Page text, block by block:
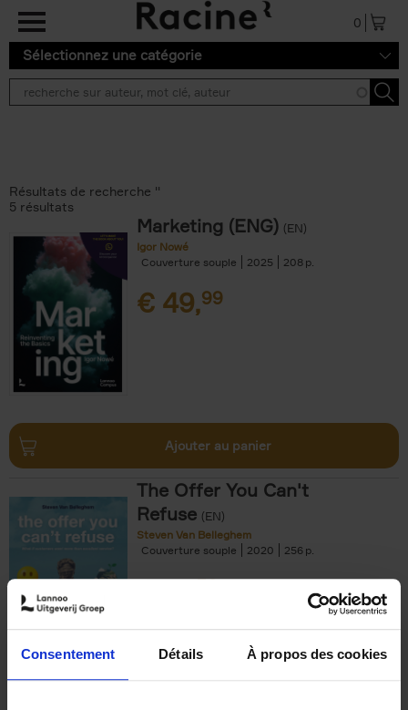
Consentement Détails À propos des cookies
Aller au contenu principal
0
Sélectionnez une catégorie
Résultats de recherche ''
5 résultats
Marketing (ENG) (EN)
Igor Nowé
Couverture souple
2025 208
€ 49,99
Ajouter au panier
The Offer You Can't
Refuse (EN)
Steven Van Belleghem
Couverture souple
2020 256
€37,50